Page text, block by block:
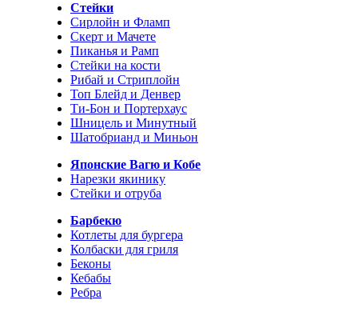
Стейки
Сирлойн и Фламп
Скерт и Мачете
Пиканья и Рамп
Стейки на кости
Рибай и Стриплойн
Топ Блейд и Денвер
Ти-Бон и Портерхаус
Шницель и Минутный
Шатобрианд и Миньон
Японские Вагю и Кобе
Нарезки якинику
Стейки и отруба
Барбекю
Котлеты для бургера
Колбаски для гриля
Беконы
Кебабы
Ребра